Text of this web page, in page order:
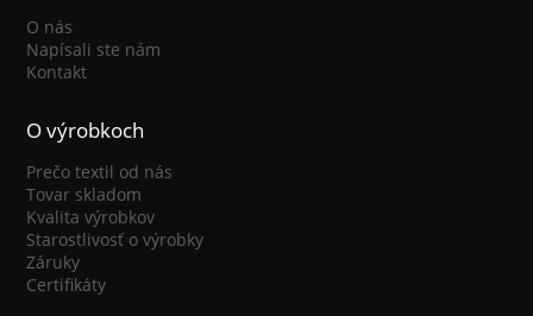
O nás
Napísali ste nám
Kontakt
O výrobkoch
Prečo textil od nás
Tovar skladom
Kvalita výrobkov
Starostlivosť o výrobky
Záruky
Certifikáty